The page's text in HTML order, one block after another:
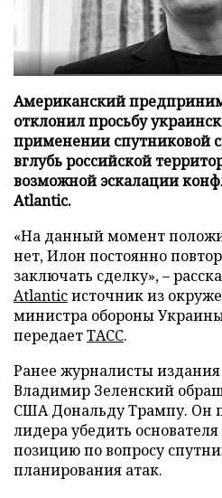
Американский
отклонил просьбу
применении спутниковой
вглубь российской
возможной эскалации
Atlantic.
«На данный момент
нет, Илон постоянно
заключать сделку», –
Atlanticисточник из
министра обороны
передаетТАСС.
Ранее журналисты
Владимир Зеленский
США Дональду Трампу. Он
лидера убедить
позицию по вопросу
планирования атак.